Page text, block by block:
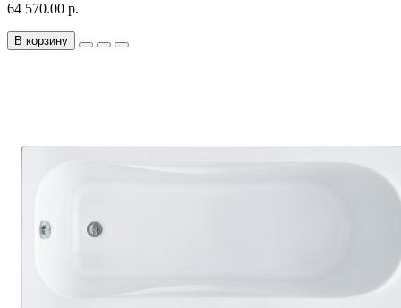
64 570.00 р.
В корзину